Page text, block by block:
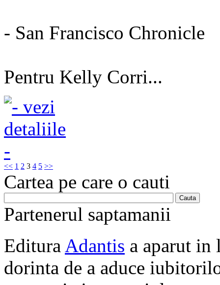
- San Francisco Chronicle
Pentru Kelly Corri...
<< 1 2 3 4 5 >>
Cartea pe care o cauti
Partenerul saptamanii
Editura Adantis a aparut in
dorinta de a aduce